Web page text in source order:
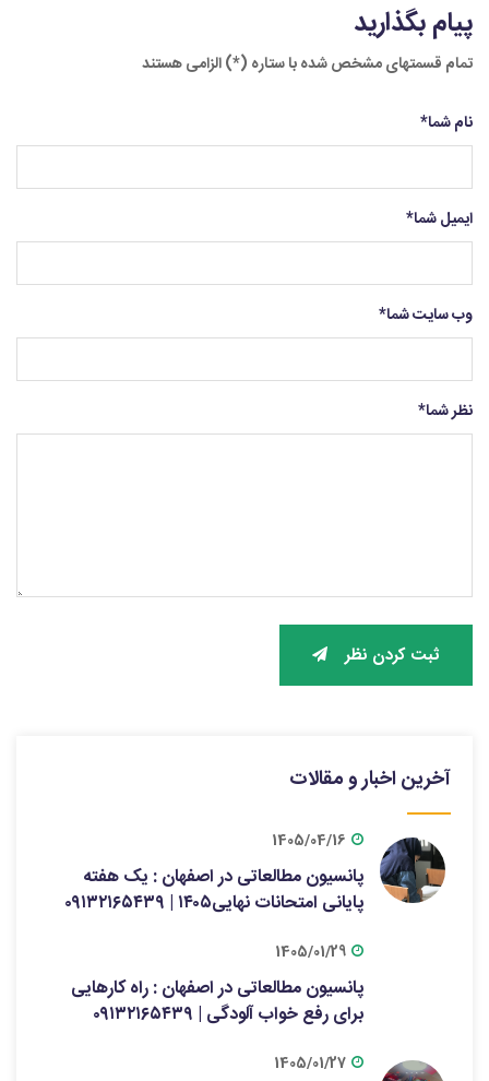
پیام بگذارید
تمام قسمتهای مشخص شده با ستاره (*) الزامی هستند
نام شما*
ایمیل شما*
وب سایت شما*
نظر شما*
ثبت کردن نظر
آخرین اخبار و مقالات
1405/04/16
پانسیون مطالعاتی در اصفهان : یک هفته
پایانی امتحانات نهایی۱۴۰۵ | ۰۹۱۳۲۱۶۵۴۳۹
1405/01/29
پانسیون مطالعاتی در اصفهان : راه کارهایی
برای رفع خواب آلودگی | ۰۹۱۳۲۱۶۵۴۳۹
1405/01/27